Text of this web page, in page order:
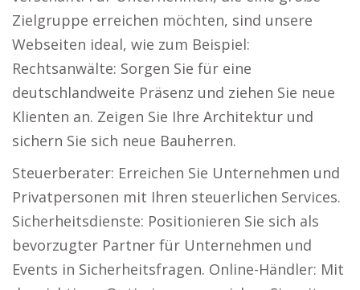
Zielgruppe erreichen möchten, sind unsere
Webseiten ideal, wie zum Beispiel:
Rechtsanwälte: Sorgen Sie für eine
deutschlandweite Präsenz und ziehen Sie neue
Klienten an. Zeigen Sie Ihre Architektur und
sichern Sie sich neue Bauherren.
Steuerberater: Erreichen Sie Unternehmen und
Privatpersonen mit Ihren steuerlichen Services.
Sicherheitsdienste: Positionieren Sie sich als
bevorzugter Partner für Unternehmen und
Events in Sicherheitsfragen. Online-Händler: Mit